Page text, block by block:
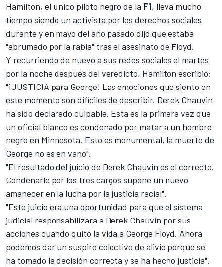
Hamilton, el único piloto negro de la F1, lleva mucho
tiempo siendo un activista por los derechos sociales
durante y en mayo del año pasado dijo que estaba
"abrumado por la rabia" tras el asesinato de Floyd.
Y recurriendo de nuevo a sus redes sociales el martes
por la noche después del veredicto, Hamilton escribió:
"¡JUSTICIA para George! Las emociones que siento en
este momento son difíciles de describir. Derek Chauvin
ha sido declarado culpable. Esta es la primera vez que
un oficial blanco es condenado por matar a un hombre
negro en Minnesota. Esto es monumental, la muerte de
George no es en vano".
"El resultado del juicio de Derek Chauvin es el correcto.
Condenarle por los tres cargos supone un nuevo
amanecer en la lucha por la justicia racial".
"Este juicio era una oportunidad para que el sistema
judicial responsabilizara a Derek Chauvin por sus
acciones cuando quitó la vida a George Floyd. Ahora
podemos dar un suspiro colectivo de alivio porque se
ha tomado la decisión correcta y se ha hecho justicia".